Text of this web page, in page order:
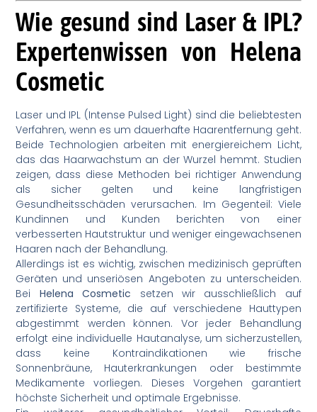
Wie gesund sind Laser & IPL?
Expertenwissen von Helena
Cosmetic
Laser und IPL (Intense Pulsed Light) sind die beliebtesten
Verfahren, wenn es um dauerhafte Haarentfernung geht.
Beide Technologien arbeiten mit energiereichem Licht,
das das Haarwachstum an der Wurzel hemmt. Studien
zeigen, dass diese Methoden bei richtiger Anwendung
als sicher gelten und keine langfristigen
Gesundheitsschäden verursachen. Im Gegenteil: Viele
Kundinnen und Kunden berichten von einer
verbesserten Hautstruktur und weniger eingewachsenen
Haaren nach der Behandlung.
Allerdings ist es wichtig, zwischen medizinisch geprüften
Geräten und unseriösen Angeboten zu unterscheiden.
Bei Helena Cosmetic setzen wir ausschließlich auf
zertifizierte Systeme, die auf verschiedene Hauttypen
abgestimmt werden können. Vor jeder Behandlung
erfolgt eine individuelle Hautanalyse, um sicherzustellen,
dass keine Kontraindikationen wie frische
Sonnenbräune, Hauterkrankungen oder bestimmte
Medikamente vorliegen. Dieses Vorgehen garantiert
höchste Sicherheit und optimale Ergebnisse.